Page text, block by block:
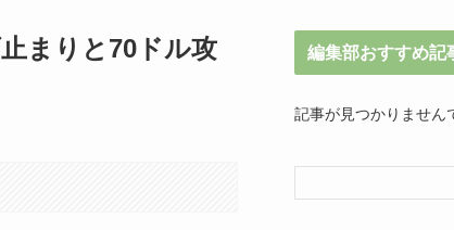
まりと70ドル攻
編集部おすすめ記
記事が見つかりません